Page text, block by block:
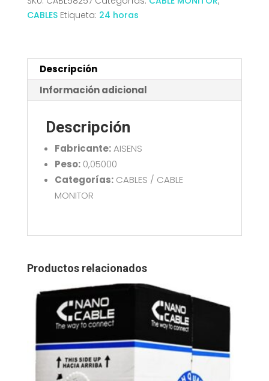
DPM-
AISENS
A124-
0737
CABLES Etiqueta: 24 horas
Descripción
Información adicional
Descripción
Fabricante:AISENS
Peso:0,05000
Categorías:CABLES / CABLE
MONITOR
Productos relacionados